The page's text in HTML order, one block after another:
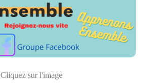
Cliquez sur l'image